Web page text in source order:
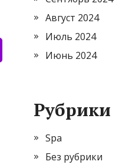
Август 2024
Июль 2024
Июнь 2024
Рубрики
Spa
Без рубрики